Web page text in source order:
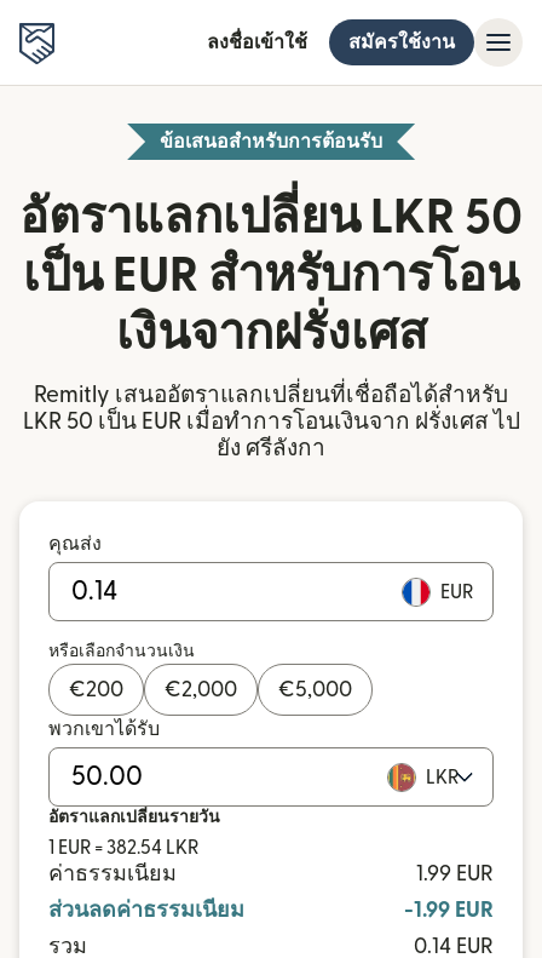
ลงชื่อเข้าใช้ สมัครใช้งาน
ข้อเสนอสำหรับการต้อนรับ
อัตราแลกเปลี่ยน LKR 50
เป็น EUR สำหรับการโอน
เงินจากฝรั่งเศส
Remitly เสนออัตราแลกเปลี่ยนที่เชื่อถือได้สำหรับ
LKR 50 เป็น EUR เมื่อทำการโอนเงินจาก ฝรั่งเศส ไป
ยัง ศรีลังกา
คุณส่ง
EUR
หรือเลือกจำนวนเงิน
€200 €2,000 €5,000
พวกเขาได้รับ
LKR
อัตราแลกเปลี่ยนรายวัน
1 EUR = 382.54 LKR
ค่าธรรมเนียม
1.99 EUR
ส่วนลดค่าธรรมเนียม
-1.99 EUR
รวม
0.14 EUR